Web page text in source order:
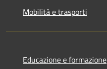
Mobilità e trasporti
Educazione e formazione